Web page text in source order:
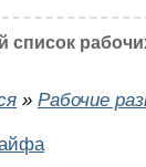
список
» Рабочие